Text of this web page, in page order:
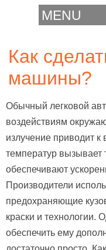
MENU
Как
машины?
Обычный легковой
воздействиям
излучение приводит
температур
обеспечивают
Производители
предохраняющие
краски и технологии.
обеспечить ему